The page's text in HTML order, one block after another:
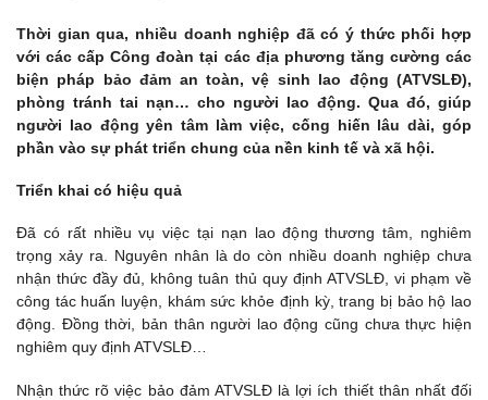
Thời gian qua, nhiều doanh nghiệp đã có ý thức phối hợp
với các cấp Công đoàn tại các địa phương tăng cường các
biện pháp bảo đảm an toàn, vệ sinh lao động (ATVSLĐ),
phòng tránh tai nạn… cho người lao động. Qua đó, giúp
người lao động yên tâm làm việc, cống hiến lâu dài, góp
phần vào sự phát triển chung của nền kinh tế và xã hội.
Triển khai có hiệu quả
Đã có rất nhiều vụ việc tại nạn lao động thương tâm, nghiêm
trọng xảy ra. Nguyên nhân là do còn nhiều doanh nghiệp chưa
nhận thức đầy đủ, không tuân thủ quy định ATVSLĐ, vi phạm về
công tác huấn luyện, khám sức khỏe định kỳ, trang bị bảo hộ lao
động. Đồng thời, bản thân người lao động cũng chưa thực hiện
nghiêm quy định ATVSLĐ…
Nhận thức rõ việc bảo đảm ATVSLĐ là lợi ích thiết thân nhất đối